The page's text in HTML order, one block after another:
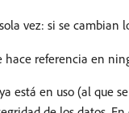
vez: si se
hace referencia en
está en uso (al que